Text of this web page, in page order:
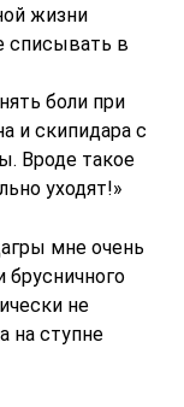
жизни
списывать в
боли при
и скипидара с
Вроде такое
уходят!»
мне очень
брусничного
не
на ступне